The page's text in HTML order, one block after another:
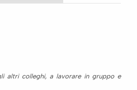
altri colleghi, a lavorare in gruppo e